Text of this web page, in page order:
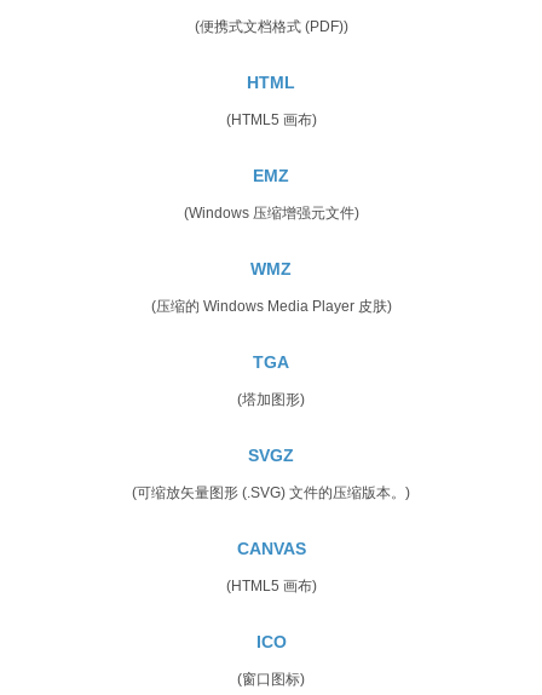
(便携式文档格式 (PDF))
HTML
(HTML5 画布)
EMZ
(Windows 压缩增强元文件)
WMZ
(压缩的 Windows Media Player 皮肤)
TGA
(塔加图形)
SVGZ
(可缩放矢量图形 (.SVG) 文件的压缩版本。)
CANVAS
(HTML5 画布)
ICO
(窗口图标)